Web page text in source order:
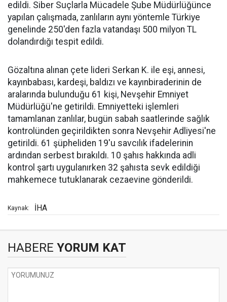
edildi. Siber Suçlarla Mücadele Şube Müdürlüğünce
yapılan çalışmada, zanlıların aynı yöntemle Türkiye
genelinde 250'den fazla vatandaşı 500 milyon TL
dolandırdığı tespit edildi.
Gözaltına alınan çete lideri Serkan K. ile eşi, annesi,
kayınbabası, kardeşi, baldızı ve kayınbiraderinin de
aralarında bulunduğu 61 kişi, Nevşehir Emniyet
Müdürlüğü'ne getirildi. Emniyetteki işlemleri
tamamlanan zanlılar, bugün sabah saatlerinde sağlık
kontrolünden geçirildikten sonra Nevşehir Adliyesi'ne
getirildi. 61 şüpheliden 19'u savcılık ifadelerinin
ardından serbest bırakıldı. 10 şahıs hakkında adli
kontrol şartı uygulanırken 32 şahısta sevk edildiği
mahkemece tutuklanarak cezaevine gönderildi.
Kaynak: İHA
HABERE YORUM KAT